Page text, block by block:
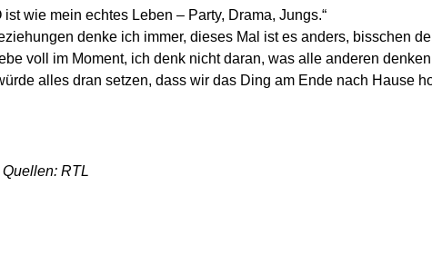
ist wie mein echtes Leben – Party, Drama, Jungs.“
denke ich immer, dieses Mal ist es anders, bisschen
voll im Moment, ich denk nicht daran, was alle anderen
alles dran setzen, dass wir das Ding am Ende nach Hause
RTL